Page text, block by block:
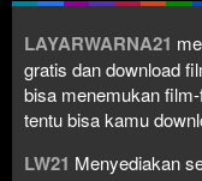
LAYARWARNA21
gratis dan download
bisa menemukan
tentu bisa kamu
LW21 Menyediakan